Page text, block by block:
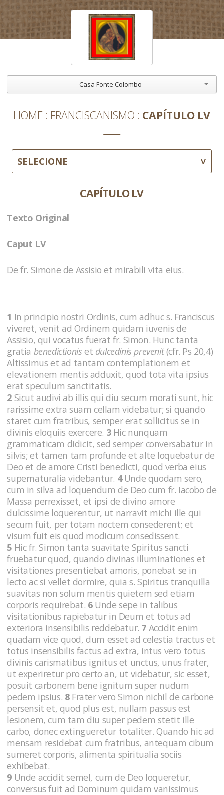
Casa Fonte Colombo
HOME FRANCISCANISMO CAPÍTULO LV
SELECIONE
CAPÍTULO LV
Texto Original
Caput LV
De fr. Simone de Assisio et mirabili vita eius.
1 In principio nostri Ordinis, cum adhuc s. Franciscus
viveret, venit ad Ordinem quidam iuvenis de
Assisio, qui vocatus fuerat fr. Simon. Hunc tanta
gratia benedictionis et dulcedinis prevenit(cfr. Ps 20,4)
Altissimus et ad tantam contemplationem et
elevationem mentis adduxit, quod tota vita ipsius
erat speculum sanctitatis.
2 Sicut audivi ab illis qui diu secum morati sunt, hic
rarissime extra suam cellam videbatur; si quando
staret cum fratribus, semper erat sollicitus se in
divinis eloquiis exercere. 3 Hic nunquam
grammaticam didicit, sed semper conversabatur in
silvis; et tamen tam profunde et alte loquebatur de
Deo et de amore Cristi benedicti, quod verba eius
supernaturalia videbantur. 4Unde quodam sero,
cum in silva ad loquendum de Deo cum fr. Iacobo de
Massa perrexisset, et ipsi de divino amore
dulcissime loquerentur, ut narravit michi ille qui
secum fuit, per totam noctem consederent; et
visum fuit eis quod modicum consedissent.
5 Hic fr. Simon tanta suavitate Spiritus sancti
fruebatur quod, quando divinas illuminationes et
visitationes presentiebat amoris, ponebat se in
lecto ac si vellet dormire, quia s. Spiritus tranquilla
suavitas non solum mentis quietem sed etiam
corporis requirebat. 6 Unde sepe in talibus
visitationibus rapiebatur in Deum et totus ad
exteriora insensibilis reddebatur. 7 Accidit enim
quadam vice quod, dum esset ad celestia tractus et
totus insensibilis factus ad extra, intus vero totus
divinis carismatibus ignitus et unctus, unus frater,
ut experiretur pro certo an, ut videbatur, sic esset,
posuit carbonem bene ignitum super nudum
pedem ipsius. 8 Frater vero Simon nichil de carbone
persensit et, quod plus est, nullam passus est
lesionem, cum tam diu super pedem stetit ille
carbo, donec extingueretur totaliter. Quando hic ad
mensam residebat cum fratribus, antequam cibum
sumeret corporis, alimenta spiritualia sociis
exhibebat.
9 Unde accidit semel, cum de Deo loqueretur,
conversus fuit ad Dominum quidam vanissimus